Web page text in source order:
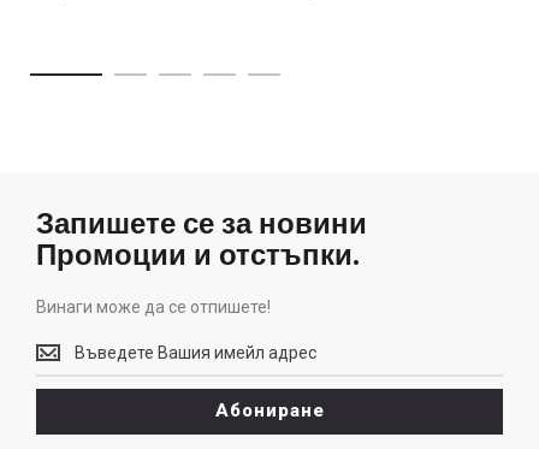
Запишете се за новини
Промоции и отстъпки.
Винаги може да се отпишете!
Винаги
може
да
отпишете!
Абониране